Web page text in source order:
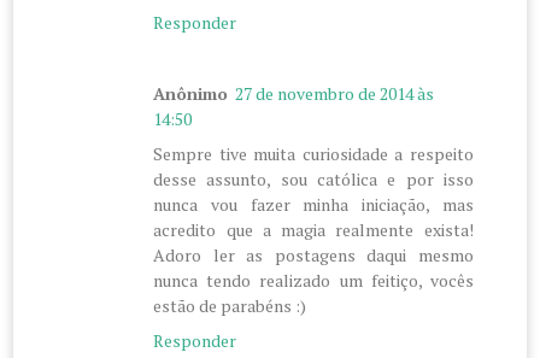
Responder
Anônimo 27 de novembro de 2014 às
14:50
Sempre tive muita curiosidade a respeito
desse assunto, sou católica e por isso
nunca vou fazer minha iniciação, mas
acredito que a magia realmente exista!
Adoro ler as postagens daqui mesmo
nunca tendo realizado um feitiço, vocês
estão de parabéns :)
Responder